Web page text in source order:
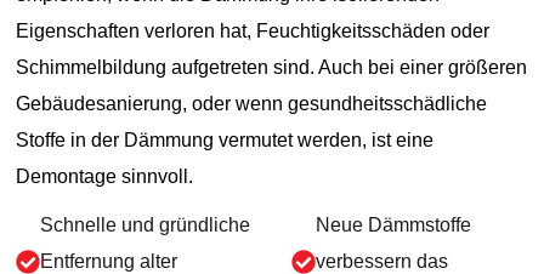
Eigenschaften verloren hat, Feuchtigkeitsschäden oder
Schimmelbildung aufgetreten sind. Auch bei einer größeren
Gebäudesanierung, oder wenn gesundheitsschädliche
Stoffe in der Dämmung vermutet werden, ist eine
Demontage sinnvoll.
Schnelle und gründliche
Entfernung alter
Neue Dämmstoffe
verbessern das